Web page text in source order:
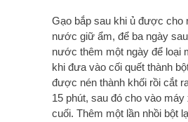
Gạo bắp sau khi ủ được cho
nước giữ ẩm, để ba ngày
nước thêm một ngày để loại
khi đưa vào cối quết thành
được nén thành khối rồi cắt
15 phút, sau đó cho vào
cuối. Thêm một lần nhồi bột